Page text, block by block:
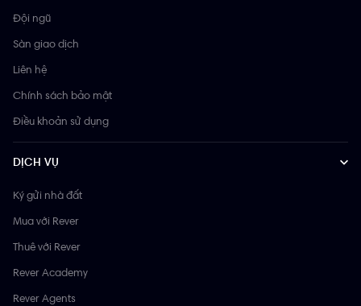
Đội ngũ
Sàn giao dịch
Liên hệ
Chính sách bảo mật
Điều khoản sử dụng
DỊCH VỤ
Ký gửi nhà đất
Mua với Rever
Thuê với Rever
Rever Academy
Rever Agents